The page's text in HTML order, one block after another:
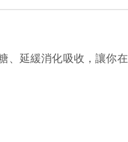
、延緩消化吸收，讓你